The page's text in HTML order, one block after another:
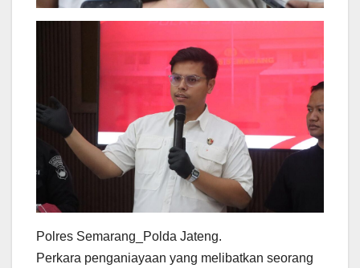
Polres Semarang_Polda Jateng.
Perkara penganiayaan yang melibatkan seorang